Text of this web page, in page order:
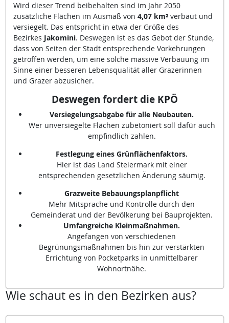
Wird dieser Trend beibehalten sind im Jahr 2050
zusätzliche Flächen im Ausmaß von 4,07 km²verbaut und
versiegelt. Das entspricht in etwa der Größe des
Bezirkes Jakomini. Deswegen ist es das Gebot der Stunde,
dass von Seiten der Stadt entsprechende Vorkehrungen
getroffen werden, um eine solche massive Verbauung im
Sinne einer besseren Lebensqualität aller Grazerinnen
und Grazer abzusicher.
Deswegen fordert die KPÖ
Versiegelungsabgabe für alle Neubauten.
Wer unversiegelte Flächen zubetoniert soll dafür auch
empfindlich zahlen.
Festlegung eines Grünflächenfaktors.
Hier ist das Land Steiermark mit einer
entsprechenden gesetzlichen Änderung säumig.
Grazweite Bebauungsplanpflicht
Mehr Mitsprache und Kontrolle durch den
Gemeinderat und der Bevölkerung bei Bauprojekten.
Umfangreiche Kleinmaßnahmen.
Angefangen von verschiedenen
Begrünungsmaßnahmen bis hin zur verstärkten
Errichtung von Pocketparks in unmittelbarer
Wohnortnähe.
Wie schaut es in den Bezirken aus?